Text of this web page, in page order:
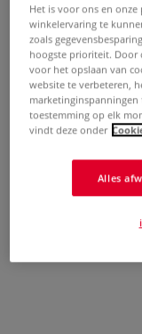
WINSOR &
Het is voor ons en
winkelervaring te
zoals
hoogste prioriteit. Door
voor het opslaan van
website te verbeteren,
toestemming op elk
vindt deze onder
Alles